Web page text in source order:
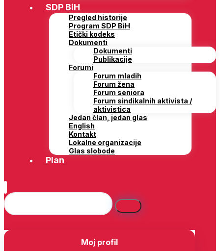
SDP BiH
Pregled historije
Program SDP BiH
Etički kodeks
Dokumenti
Dokumenti
Publikacije
Forumi
Forum mladih
Forum žena
Forum seniora
Forum sindikalnih aktivista /
aktivistica
Jedan član, jedan glas
English
Kontakt
Lokalne organizacije
Glas slobode
Plan
Moj profil